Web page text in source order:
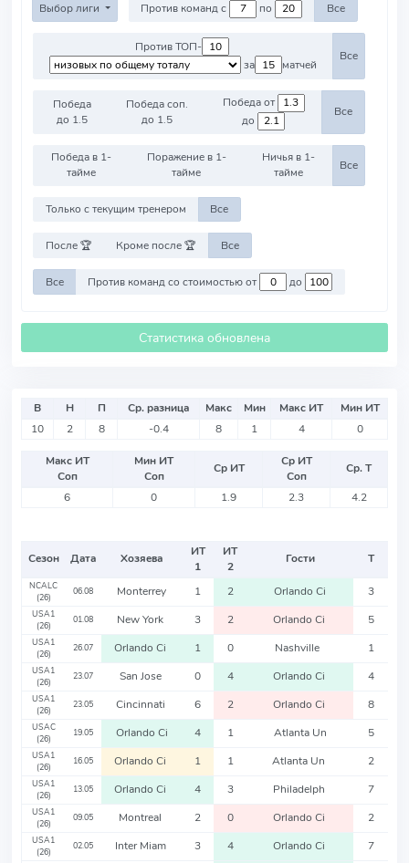
Выбор лиги Против команд с по Все
Против ТОП-
за
матчей
Все
Победа
до 1.5
Победа соп.
до 1.5
Победа от
до
Все
Победа в 1-
тайме
Поражение в 1-
тайме
Ничья в 1-
тайме
Все
Только с текущим тренером Все
После 🏆 Кроме после 🏆 Все
Все Против команд со стоимостью от до
Статистика обновлена
В Н П Ср. разница Макс Мин Макс ИТ
Мин ИТ
10
2 8 -0.4 8 1 4 0
Макс ИТ
Соп
Мин ИТ
Соп
Ср ИТ
Ср ИТ
Соп
Ср. Т
6
0 1.9 2.3 4.2
Сезон Дата Хозяева
ИТ
1
ИТ
2
Гости Т
NCALC
(26)
06.08 Monterrey 1 2 Orlando Ci 3
USA1
(26)
01.08 New York 3 2 Orlando Ci 5
USA1
(26)
26.07 Orlando Ci 1 0 Nashville 1
USA1
(26)
23.07 San Jose 0 4 Orlando Ci 4
USA1
(26)
23.05 Cincinnati 6 2 Orlando Ci 8
USAC
(26)
19.05 Orlando Ci 4 1 Atlanta Un 5
USA1
(26)
16.05 Orlando Ci 1 1 Atlanta Un 2
USA1
(26)
13.05 Orlando Ci 4 3 Philadelph 7
USA1
(26)
09.05 Montreal 2 0 Orlando Ci 2
USA1
(26)
02.05 Inter Miam 3 4 Orlando Ci 7